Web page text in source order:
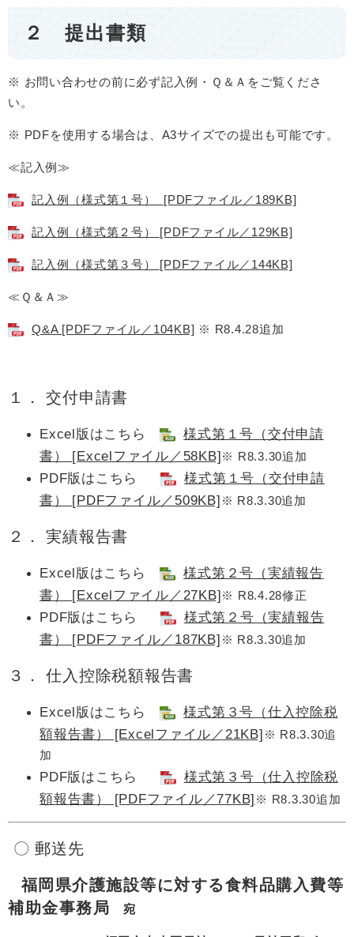
２ 提出書類
※ お問い合わせの前に必ず記入例・Ｑ＆Ａをご覧くださ
い。
※ PDFを使用する場合は、A3サイズでの提出も可能です。
≪記入例​≫
記入例（様式第１号） ​ [PDFファイル／189KB]
記入例（様式第２号） [PDFファイル／129KB]
記入例（様式第３号） [PDFファイル／144KB]
≪Ｑ＆Ａ≫
Q&A [PDFファイル／104KB] ※ R8.4.28追加
１． 交付申請書
Excel版はこちら
様式第１号（交付申請
書） [Excelファイル／58KB] ※ R8.3.30追加​
PDF版はこちら
様式第１号（交付申請
書） [PDFファイル／509KB] ※ R8.3.30追加​
２． 実績報告書
Excel版はこちら
様式第２号（実績報告
書） [Excelファイル／27KB] ※ R8.4.28修正​
PDF版はこちら
様式第２号（実績報告
書） [PDFファイル／187KB] ※ R8.3.30追加​
３． 仕入控除税額報告書
Excel版はこちら
様式第３号（仕入控除税
額報告書） [Excelファイル／21KB] ※ R8.3.30追
加​
PDF版はこちら
様式第３号（仕入控除税
額報告書） [PDFファイル／77KB] ※ R8.3.30追加​
〇 郵送先
福岡県介護施設等に対する食料品購入費等
補助金事務局 宛